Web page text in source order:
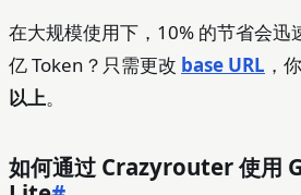
在大规模使用下，10% 的节省会迅
亿 Token？只需更改 base URL ，
以上。
如何通过 Crazyrouter 使用